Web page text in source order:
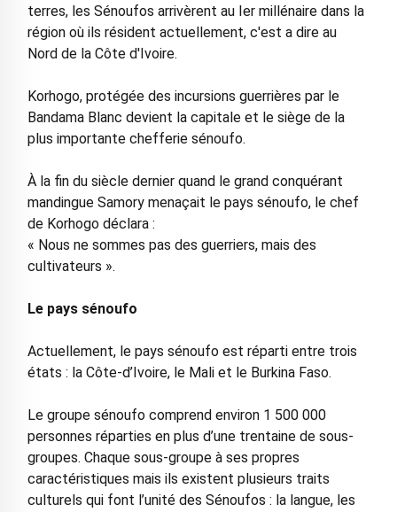
terres, les Sénoufos arrivèrent au Ier millénaire dans la
région où ils résident actuellement, c'est a dire au
Nord de la Côte d'Ivoire.
Korhogo, protégée des incursions guerrières par le
Bandama Blanc devient la capitale et le siège de la
plus importante chefferie sénoufo.
À la fin du siècle dernier quand le grand conquérant
mandingue Samory menaçait le pays sénoufo, le chef
de Korhogo déclara :
« Nous ne sommes pas des guerriers, mais des
cultivateurs ».
Le pays sénoufo
Actuellement, le pays sénoufo est réparti entre trois
états : la Côte-d’Ivoire, le Mali et le Burkina Faso.
Le groupe sénoufo comprend environ 1 500 000
personnes réparties en plus d’une trentaine de sous-
groupes. Chaque sous-groupe à ses propres
caractéristiques mais ils existent plusieurs traits
culturels qui font l’unité des Sénoufos : la langue, les